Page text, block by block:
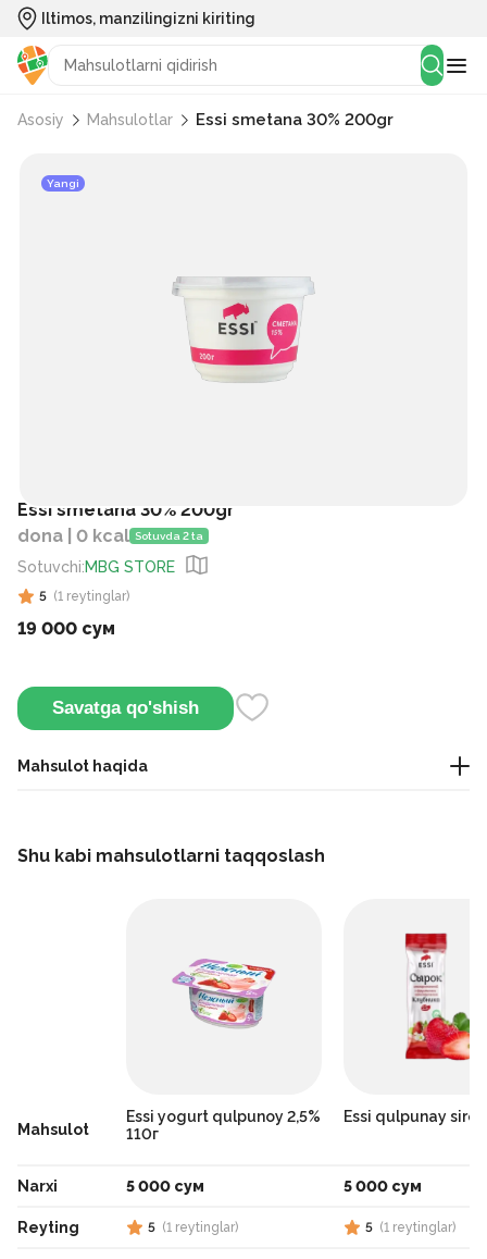
Iltimos, manzilingizni kiriting
Asosiy Mahsulotlar Essi smetana 30% 200gr
Yangi
Essi smetana 30% 200gr
dona | 0 kcal Sotuvda 2 ta
Sotuvchi:MBG STORE
5 (1 reytinglar)
19 000 сум
Savatga qo'shish
Mahsulot haqida
bu uni soslar, pishirilgan mahsulotlar va issiq idishlar bilan
Shu kabi mahsulotlarni taqqoslash
Mahsulot
Narxi
Reyting
Essi yogurt qulpunoy 2,5%
110г
5 000 сум
5 (1 reytinglar)
Essi qulpunay sirok
5 000 сум
5 (1 reytinglar)